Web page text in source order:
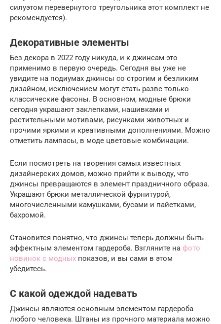
силуэтом перевернутого треугольника этот комплект не
рекомендуется).
Декоративные элементы
Без декора в 2022 году никуда, и к джинсам это
применимо в первую очередь. Сегодня вы уже не
увидите на подиумах джинсы со строгим и безликим
дизайном, исключением могут стать разве только
классические фасоны. В основном, модные брюки
сегодня украшают заклепками, нашивками и
растительными мотивами, рисунками животных и
прочими яркими и креативными дополнениями. Можно
отметить лампасы, в моде цветовые комбинации.
Если посмотреть на творения самых известных
дизайнерских домов, можно прийти к выводу, что
джинсы превращаются в элемент праздничного образа.
Украшают брюки металлической фурнитурой,
многочисленными камушками, бусами и пайетками,
бахромой.
Становится понятно, что джинсы теперь должны быть
эффектным элементом гардероба. Взгляните на фото
новинок с модных показов, и вы сами в этом
убедитесь.
С какой одеждой надевать
Джинсы являются основным элементом гардероба
любого человека. Штаны из прочного материала можно